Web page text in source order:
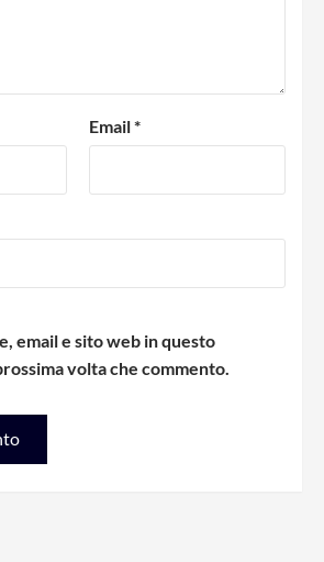
Email*
email e sito web in questo
volta che commento.